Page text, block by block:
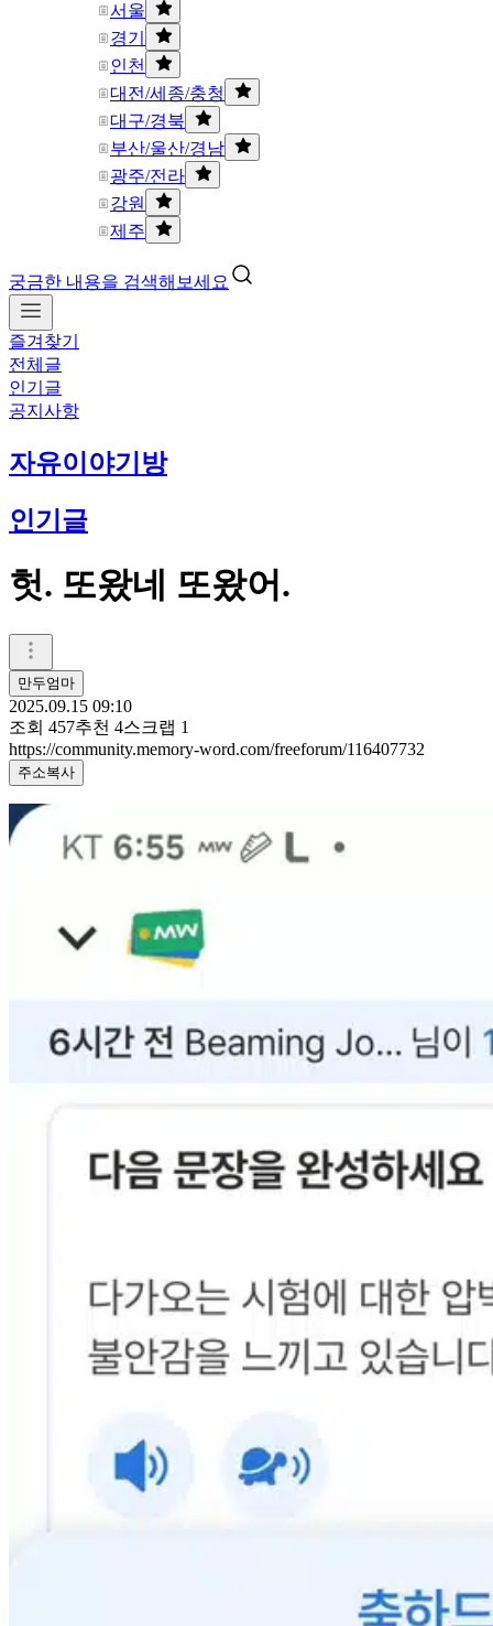
서울
경기
인천
대전/세종/충청
대구/경북
부산/울산/경남
광주/전라
강원
제주
궁금한 내용을 검색해보세요
즐겨찾기
전체글
인기글
공지사항
자유이야기방
인기글
헛. 또왔네 또왔어.
만두엄마
2025.09.15 09:10
조회 457추천 4스크랩 1
https://community.memory-word.com/freeforum/116407732
주소복사